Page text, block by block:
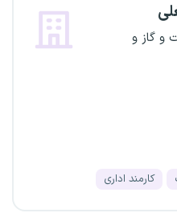
و گاز و
کارمند اداری